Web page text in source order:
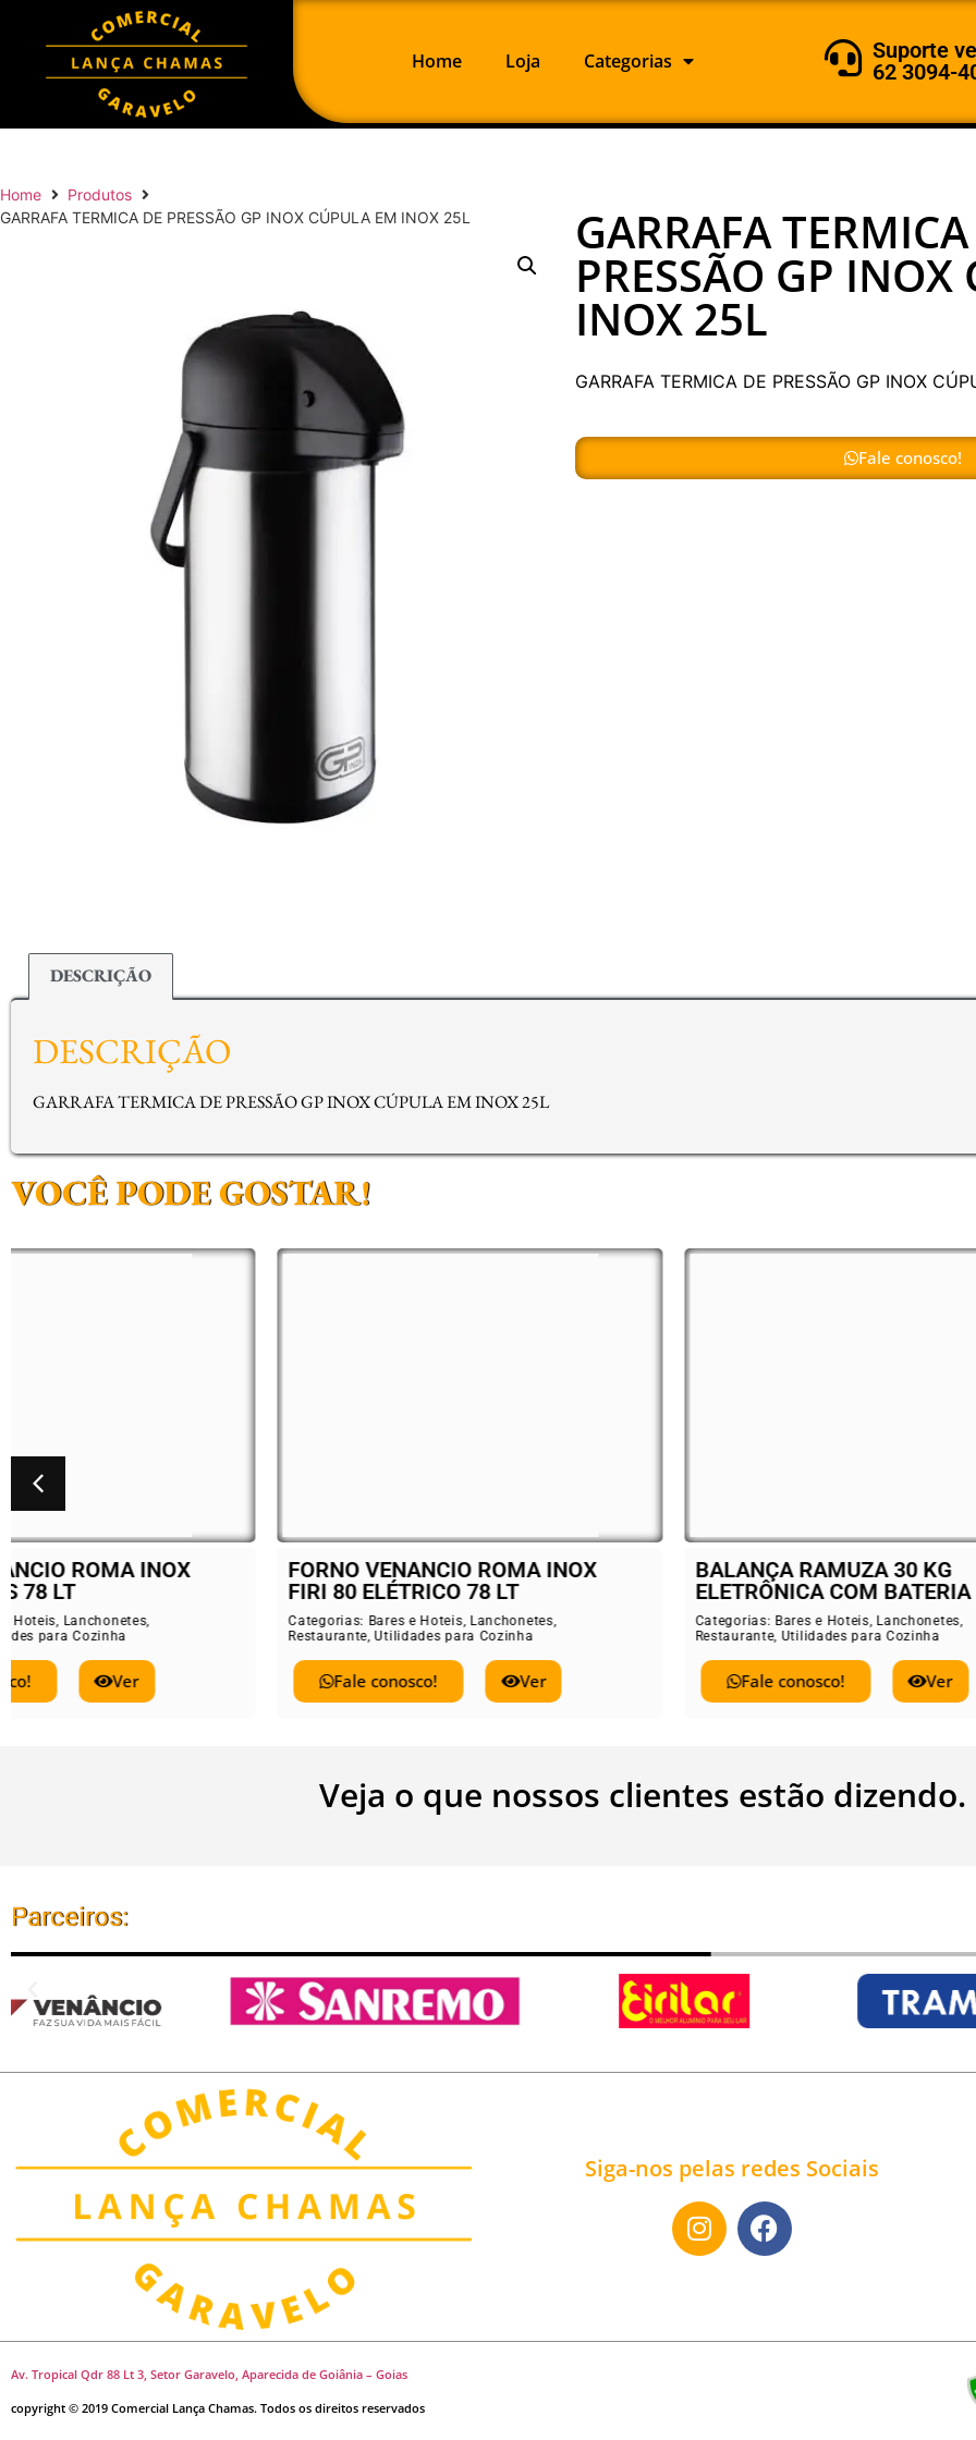
Home Loja Categorias
Suporte
62 3094-
Home
Produtos
GARRAFA TERMICA DE PRESSÃO GP INOX CÚPULA EM INOX 25L
GARRAFA
PRESSÃO GP INOX
INOX 25L
GARRAFA TERMICA DE PRESSÃO GP INOX
Fale conosco!
DESCRIÇÃO
DESCRIÇÃO
GARRAFA TERMICA DE PRESSÃO GP INOX CÚPULA EM INOX 25L
VOCÊ PODE GOSTAR!
FORNO VENANCIO ROMA INOX
FIRI 80 ELÉTRICO 78 LT
Categorias:Bares e Hoteis Lanchonetes,
Restaurante,Utilidades para Cozinha
Fale conosco!
BALANÇA RAMUZA 30 KG
ELETRÔNICA COM BATERIA
Categorias:Bares e Hoteis Lanchonetes,
Restaurante,Utilidades para Cozinha
Fale conosco!
Cooktop
Categorias:Bares e
Restaurante
Fale
Veja o que nossos clientes estão dizendo.
Parceiros:
Siga-nos pelas redes Sociais
Av. Tropical Qdr 88 Lt 3, Setor Garavelo, Aparecida de Goiânia – Goias
copyright © 2019 Comercial Lança Chamas. Todos os direitos reservados